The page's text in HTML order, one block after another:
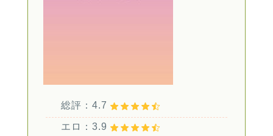
総評：4.7
エロ：3.9